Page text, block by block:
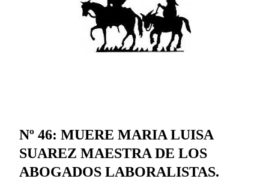
Nº 46: MUERE MARIA LUISA
SUAREZ MAESTRA DE LOS
ABOGADOS LABORALISTAS.